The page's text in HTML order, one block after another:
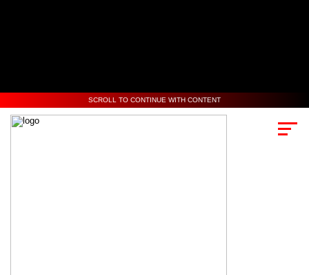
SCROLL TO CONTINUE WITH CONTENT